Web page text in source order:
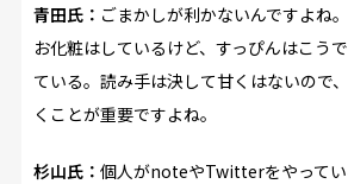
青田氏： ごまかしが利かないんですよね
お化粧はしているけど、すっぴんはこう
ている。読み手は決して甘くはないので
くことが重要ですよね。
杉山氏： 個人がnoteやTwitterをやって